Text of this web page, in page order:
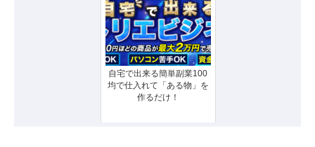
自宅で出来る簡単副業100
均で仕入れて「ある物」を
作るだけ！